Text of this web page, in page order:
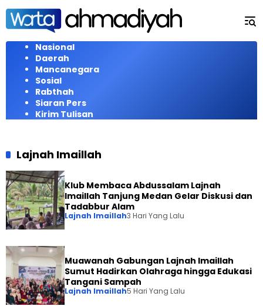
Langsung
konten
Nasional
Daerah
Mancanegara
Sosial
Rabthah
Siaran Pers
Kirim Tulisan
Lajnah Imaillah
Klub Membaca Abdussalam Lajnah
Imaillah Tanjung Medan Gelar Diskusi dan
Tadabbur Alam
Lajnah Imaillah3 Hari Yang Lalu
Muawanah Gabungan Lajnah Imaillah
Sumut Hadirkan Olahraga hingga Edukasi
Tangani Sampah
Lajnah Imaillah5 Hari Yang Lalu